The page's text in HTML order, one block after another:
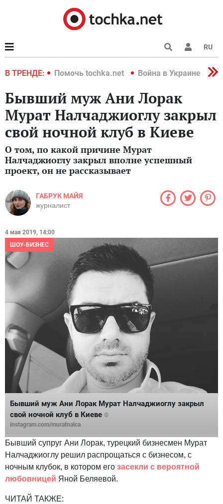
RU
В ТРЕНДЕ:
2022 Помочь tochka.net Война в Украине 2022
Бывший муж Ани Лорак
Мурат Налчаджиоглу закрыл
свой ночной клуб в Киеве
О том, по какой причине Мурат
Налчаджиоглу закрыл вполне успешный
проект, он не рассказывает
ГАБРУК МАЙЯ
журналист
4 мая 2019, 14:00
ШОУ-БИЗНЕС
Бывший муж Ани Лорак Мурат Налчаджиоглу закрыл
свой ночной клуб в Киеве ©
instagram.com/muratnalca
Бывший супруг Ани Лорак, турецкий бизнесмен Мурат
Налчаджиоглу решил распрощаться с бизнесом, с
ночным клубок, в котором его засекли с вероятной
любовницей Яной Беляевой.
ЧИТАЙ ТАКЖЕ: